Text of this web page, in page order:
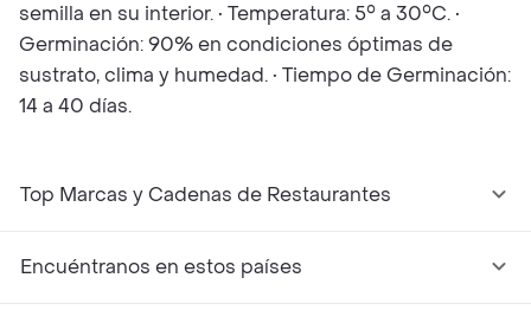
semilla en su interior. • Temperatura: 5° a 30°C. •
Germinación: 90% en condiciones óptimas de
sustrato, clima y humedad. • Tiempo de Germinación:
14 a 40 días.
Top Marcas y Cadenas de Restaurantes
Encuéntranos en estos países